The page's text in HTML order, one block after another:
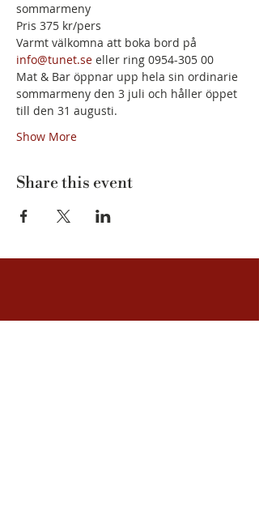
sommarmeny
Pris 375 kr/pers
Varmt välkomna att boka bord på
info@tunet.se eller ring 0954-305 00
Mat & Bar öppnar upp hela sin ordinarie
sommarmeny den 3 juli och håller öppet
till den 31 augusti.
Show More
Share this event